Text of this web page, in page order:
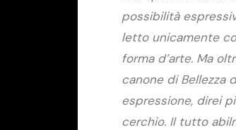
possibilità
letto unicamente
forma d’arte. Ma
canone di Bellezza
espressione, direi
cerchio. Il tutto